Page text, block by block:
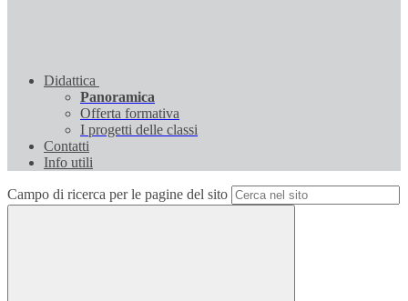
Didattica
Panoramica
Offerta formativa
I progetti delle classi
Contatti
Info utili
Campo di ricerca per le pagine del sito